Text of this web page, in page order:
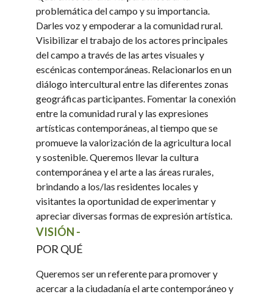
problemática del campo y su importancia.
Darles voz y empoderar a la comunidad rural.
Visibilizar el trabajo de los actores principales
del campo a través de las artes visuales y
escénicas contemporáneas. Relacionarlos en un
diálogo intercultural entre las diferentes zonas
geográficas participantes. Fomentar la conexión
entre la comunidad rural y las expresiones
artísticas contemporáneas, al tiempo que se
promueve la valorización de la agricultura local
y sostenible. Queremos llevar la cultura
contemporánea y el arte a las áreas rurales,
brindando a los/las residentes locales y
visitantes la oportunidad de experimentar y
apreciar diversas formas de expresión artística.
VISIÓN -
POR QUÉ
Queremos ser un referente para promover y
acercar a la ciudadanía el arte contemporáneo y